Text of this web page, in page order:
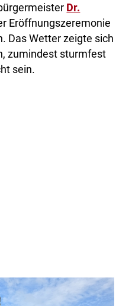
Dr.
Eröffnungszeremonie
Das Wetter zeigte sich
zumindest sturmfest
sein.